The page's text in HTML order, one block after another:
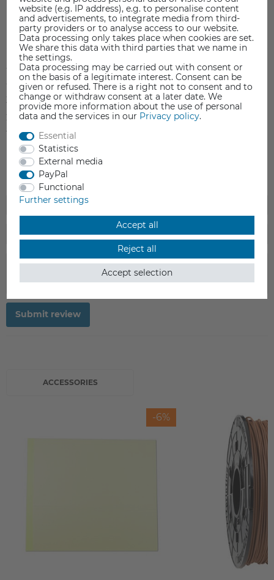
Item reviews(0)
5
0
4
0
3
0
2
0
1
Submit review
ACCESSORIES
-6%
website (e.g. IP address), e.g. to personalise content
and advertisements, to integrate media from third-
party providers or to analyse access to our website.
Data processing only takes place when cookies are set.
We share this data with third parties that we name in
the settings.
Data processing may be carried out with consent or
on the basis of a legitimate interest. Consent can be
given or refused. There is a right not to consent and to
change or withdraw consent at a later date. We
provide more information about the use of personal
data and the services in our Privacy policy.
Essential
Statistics
External media
PayPal
Functional
Further settings
Accept all
Reject all
Accept selection